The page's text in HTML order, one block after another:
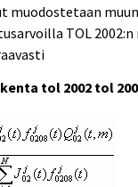
muodostetaan
TOL
tol 2002 tol